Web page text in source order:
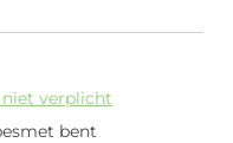
niet verplicht
bent